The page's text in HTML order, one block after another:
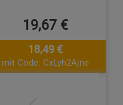
19,67 €
18,49 €
mit Code: CxLyh2Ajne